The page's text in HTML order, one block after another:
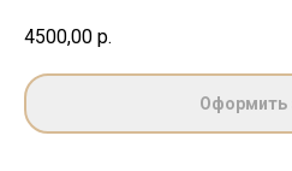
4500,00 р.
Оформить